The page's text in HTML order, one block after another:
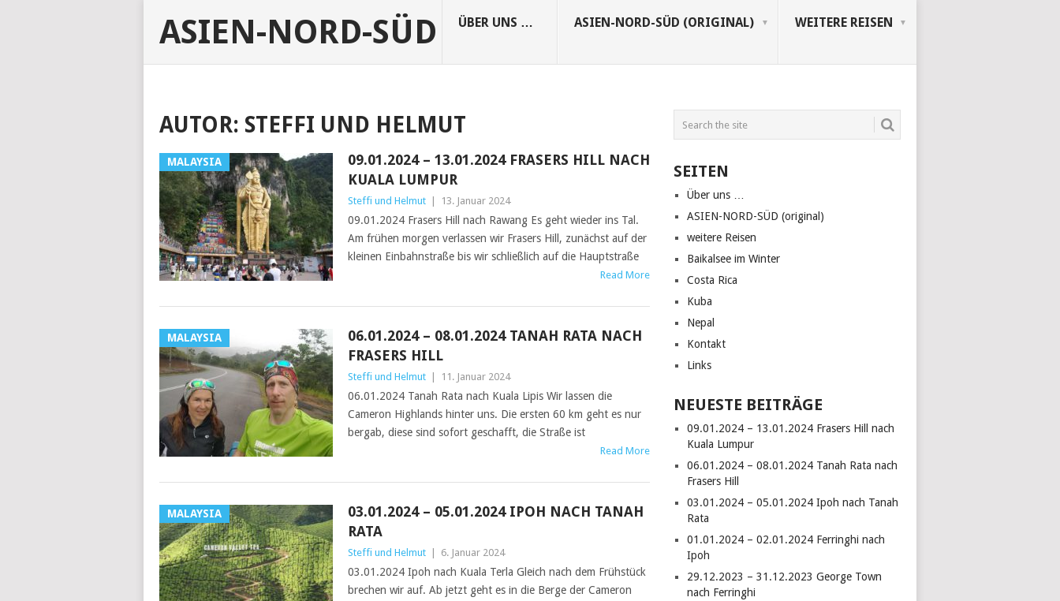
ASIEN-NORD-SÜD ÜBER UNS … ASIEN-NORD-SÜD (ORIGINAL) WEITERE REISEN
AUTOR: STEFFI UND HELMUT
MALAYSIA
09.01.2024 – 13.01.2024 FRASERS HILL NACH
KUALA LUMPUR
Steffi und Helmut 13. Januar 2024
09.01.2024 Frasers Hill nach Rawang Es geht wieder ins Tal.
Am frühen morgen verlassen wir Frasers Hill, zunächst auf der
kleinen Einbahnstraße bis wir schließlich auf die Hauptstraße
Read More
MALAYSIA
06.01.2024 – 08.01.2024 TANAH RATA NACH
FRASERS HILL
Steffi und Helmut 11. Januar 2024
06.01.2024 Tanah Rata nach Kuala Lipis Wir lassen die
Cameron Highlands hinter uns. Die ersten 60 km geht es nur
bergab, diese sind sofort geschafft, die Straße ist
Read More
MALAYSIA
03.01.2024 – 05.01.2024 IPOH NACH TANAH
RATA
Steffi und Helmut 6. Januar 2024
03.01.2024 Ipoh nach Kuala Terla Gleich nach dem Frühstück
brechen wir auf. Ab jetzt geht es in die Berge der Cameron
SEITEN
Über uns …
ASIEN-NORD-SÜD (original)
weitere Reisen
Baikalsee im Winter
Costa Rica
Kuba
Nepal
Kontakt
Links
NEUESTE BEITRÄGE
09.01.2024 – 13.01.2024 Frasers Hill nach
Kuala Lumpur
06.01.2024 – 08.01.2024 Tanah Rata nach
Frasers Hill
03.01.2024 – 05.01.2024 Ipoh nach Tanah
Rata
01.01.2024 – 02.01.2024 Ferringhi nach
Ipoh
29.12.2023 – 31.12.2023 George Town
nach Ferringhi